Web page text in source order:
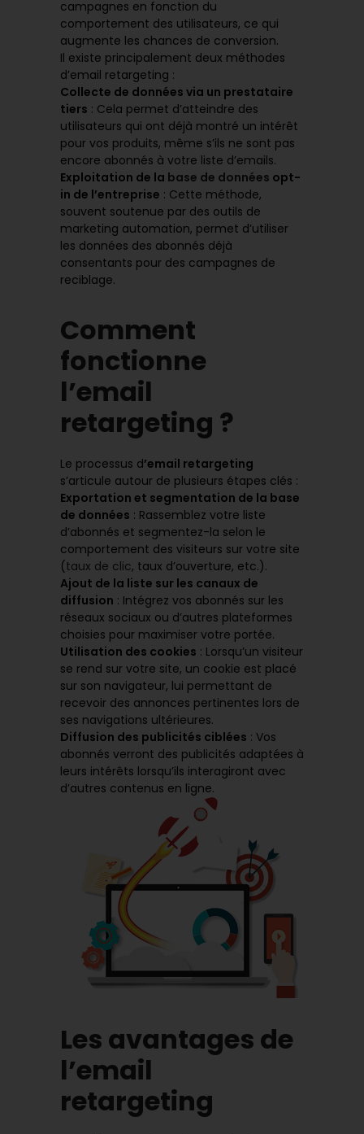
campagnes en fonction du
comportement des utilisateurs, ce qui
augmente les chances de conversion.
Il existe principalement deux méthodes
d’email retargeting :
Collecte de données via un prestataire
tiers : Cela permet d’atteindre des
utilisateurs qui ont déjà montré un intérêt
pour vos produits, même s’ils ne sont pas
encore abonnés à votre liste d’emails.
Exploitation de la base de données opt-
in de l’entreprise : Cette méthode,
souvent soutenue par des outils de
marketing automation, permet d’utiliser
les données des abonnés déjà
consentants pour des campagnes de
reciblage.
Comment
fonctionne
l’email
retargeting ?
Le processus d’email retargeting
s’articule autour de plusieurs étapes clés :
Exportation et segmentation de la base
de données : Rassemblez votre liste
d’abonnés et segmentez-la selon le
comportement des visiteurs sur votre site
(taux de clic, taux d’ouverture, etc.).
Ajout de la liste sur les canaux de
diffusion : Intégrez vos abonnés sur les
réseaux sociaux ou d’autres plateformes
choisies pour maximiser votre portée.
Utilisation des cookies : Lorsqu’un visiteur
se rend sur votre site, un cookie est placé
sur son navigateur, lui permettant de
recevoir des annonces pertinentes lors de
ses navigations ultérieures.
Diffusion des publicités ciblées : Vos
abonnés verront des publicités adaptées à
leurs intérêts lorsqu’ils interagiront avec
d’autres contenus en ligne.
Les avantages de
l’email
retargeting